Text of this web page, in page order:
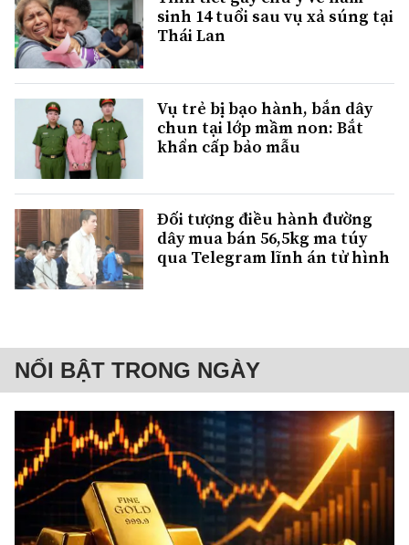
sinh 14 tuổi sau vụ xả súng tại
Thái Lan
Vụ trẻ bị bạo hành, bắn dây
chun tại lớp mầm non: Bắt
khẩn cấp bảo mẫu
Đối tượng điều hành đường
dây mua bán 56,5kg ma túy
qua Telegram lĩnh án tử hình
NỔI BẬT TRONG NGÀY